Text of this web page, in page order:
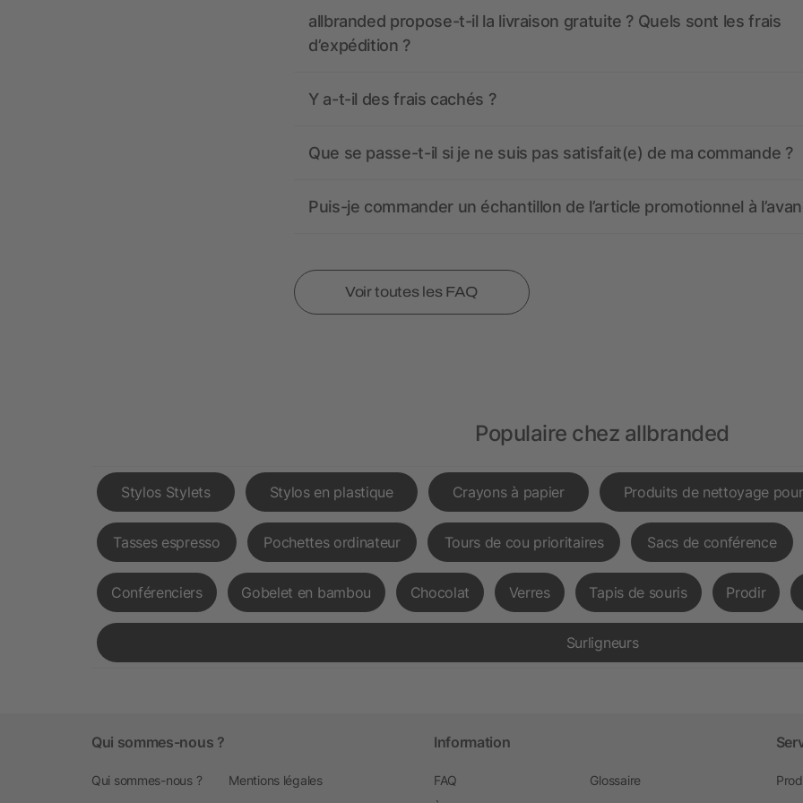
allbranded propose-t-il la livraison gratuite ? Quels sont les frais
d’expédition ?
Y a-t-il des frais cachés ?
Que se passe-t-il si je ne suis pas satisfait(e) de ma commande ?
Puis-je commander un échantillon de l’article promotionnel à
Voir toutes les FAQ
Populaire chez allbranded
Stylos Stylets Stylos en plastique Crayons à papier Produits de nettoyage
Tasses espresso Pochettes ordinateur Tours de cou prioritaires Sacs de conférence
Conférenciers Gobelet en bambou Chocolat Verres Tapis de souris Prodir
Surligneurs
Qui sommes-nous ?
Qui sommes-nous ?
Mentions légales
Information
FAQ
Glossaire